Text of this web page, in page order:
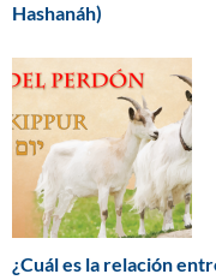
Hashanáh)
¿Cuál es la relación